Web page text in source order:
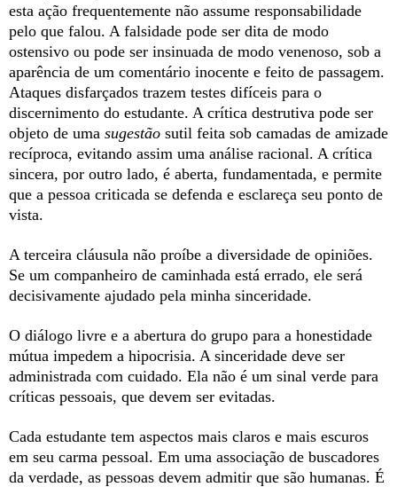
esta ação frequentemente não assume responsabilidade
pelo que falou. A falsidade pode ser dita de modo
ostensivo ou pode ser insinuada de modo venenoso, sob a
aparência de um comentário inocente e feito de passagem.
Ataques disfarçados trazem testes difíceis para o
discernimento do estudante. A crítica destrutiva pode ser
objeto de uma sugestão sutil feita sob camadas de amizade
recíproca, evitando assim uma análise racional. A crítica
sincera, por outro lado, é aberta, fundamentada, e permite
que a pessoa criticada se defenda e esclareça seu ponto de
vista.
A terceira cláusula não proíbe a diversidade de opiniões.
Se um companheiro de caminhada está errado, ele será
decisivamente ajudado pela minha sinceridade.
O diálogo livre e a abertura do grupo para a honestidade
mútua impedem a hipocrisia. A sinceridade deve ser
administrada com cuidado. Ela não é um sinal verde para
críticas pessoais, que devem ser evitadas.
Cada estudante tem aspectos mais claros e mais escuros
em seu carma pessoal. Em uma associação de buscadores
da verdade, as pessoas devem admitir que são humanas. É